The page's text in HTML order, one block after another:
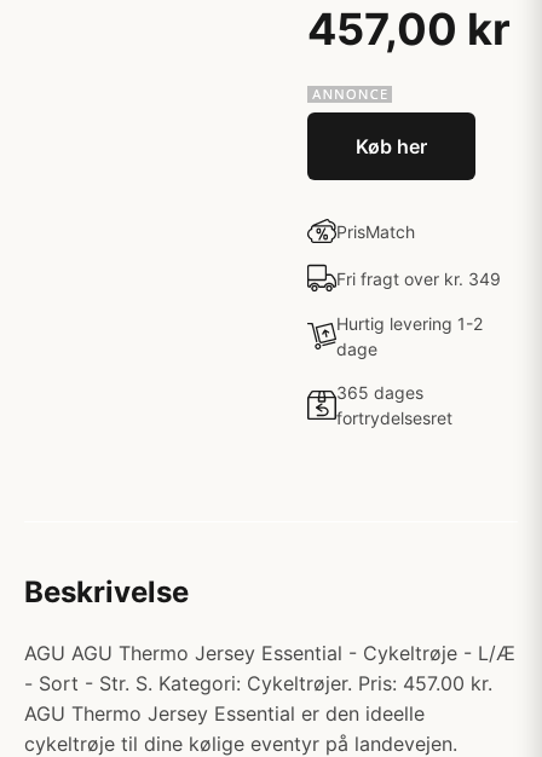
457,00 kr
Køb her
PrisMatch
Fri fragt over kr. 349
Hurtig levering 1-2
dage
365 dages
fortrydelsesret
Beskrivelse
AGU AGU Thermo Jersey Essential - Cykeltrøje - L/Æ
- Sort - Str. S. Kategori: Cykeltrøjer. Pris: 457.00 kr.
AGU Thermo Jersey Essential er den ideelle
cykeltrøje til dine kølige eventyr på landevejen.